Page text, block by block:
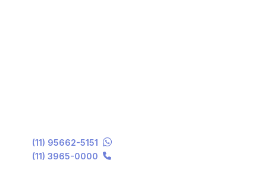
(11) 95662-5151
(11) 3965-0000